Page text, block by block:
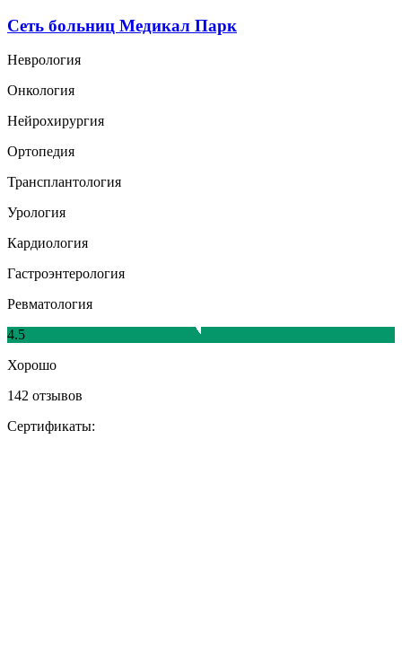
Сеть больниц Медикал Парк
Неврология
Онкология
Нейрохирургия
Ортопедия
Трансплантология
Урология
Кардиология
Гастроэнтерология
Ревматология
4.5
Хорошо
142 отзывов
Сертификаты: